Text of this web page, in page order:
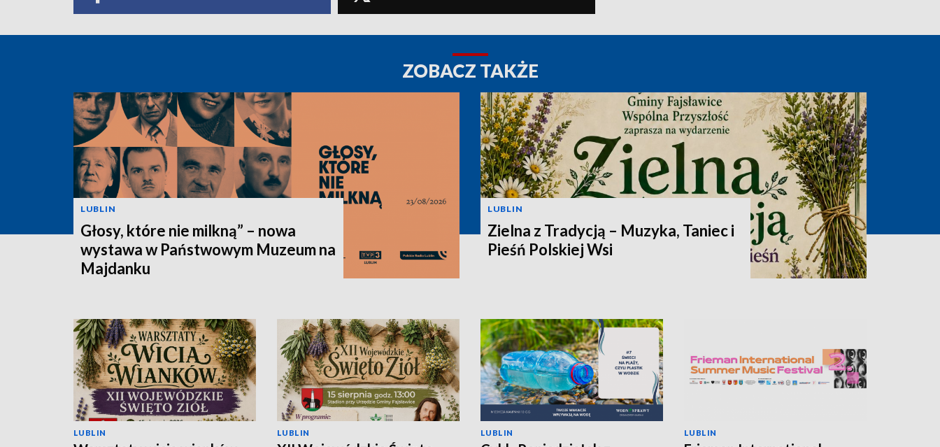
ZOBACZ TAKŻE
LUBLIN
Głosy, które nie milkną” – nowa
wystawa w Państwowym Muzeum na
Majdanku
LUBLIN
Zielna z Tradycją – Muzyka, Taniec i
Pieśń Polskiej Wsi
LUBLIN LUBLIN LUBLIN LUBLIN